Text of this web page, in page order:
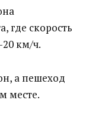
где скорость
км/ч.
а пешеход
месте.